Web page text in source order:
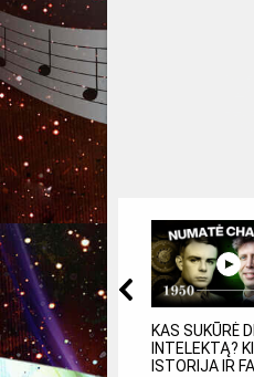
KAS SUKŪRĖ
INTELEKTĄ?
ISTORIJA IR